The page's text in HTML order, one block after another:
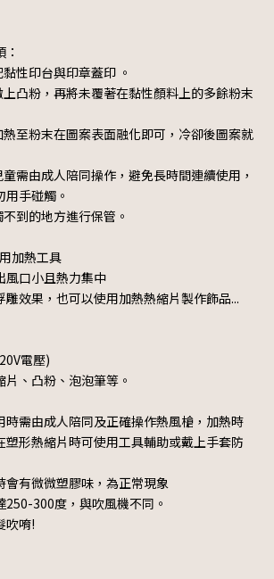
性印台與印章蓋印 。
凸粉，再將未覆著在黏性顏料上的多餘粉末
至粉末在圖案表面融化即可，冷卻後圖案就
需由成人陪同操作，避免長時間連續使用，
手碰觸。
到的地方進行保管。
加熱工具
風口小且熱力集中
效果，也可以使用加熱熱縮片製作飾品...
電壓)
、凸粉、泡泡筆等。
時需由成人陪同及正確操作熱風槍，加熱時
塑形熱縮片時可使用工具輔助或戴上手套防
會有微微塑膠味，為正常現象
300度，與吹風機不同。
吹唷!